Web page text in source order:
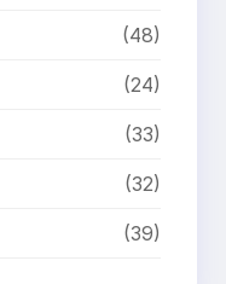
(48)
(24)
(33)
(32)
(39)